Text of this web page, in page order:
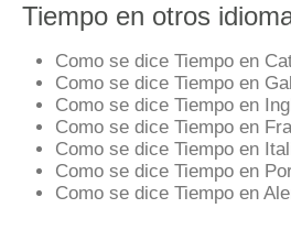
Tiempo en otros
Como se dice Tiempo en
Como se dice Tiempo en
Como se dice Tiempo en
Como se dice Tiempo en
Como se dice Tiempo en
Como se dice Tiempo en
Como se dice Tiempo en